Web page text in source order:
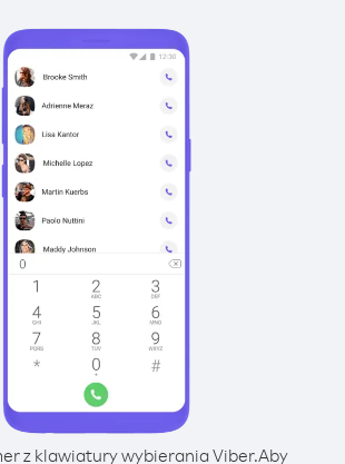
z klawiatury wybierania Viber.Aby